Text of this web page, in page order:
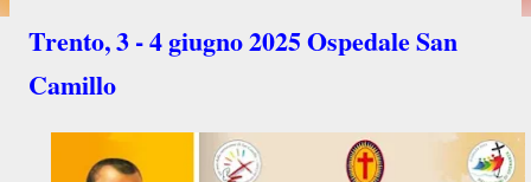
Trento, 3 - 4 giugno 2025 Ospedale San
Camillo